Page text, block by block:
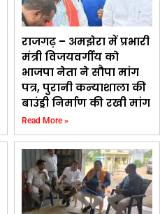
राजगढ़ – अमझेरा में प्रभारी
मंत्री विजयवर्गीय को
भाजपा नेता ने सौपा मांग
पत्र, पुरानी कन्याशाला की
बाउंड्री निर्माण की रखी मांग
Read More »